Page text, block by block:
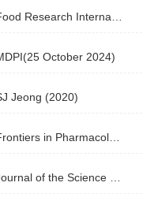
Research International( 1 October 2017)
October 2024)
Jeong (2020)
in Pharmacology(2021 Jun 25)
of the Science of Food and Agriculture(17 May 2022)